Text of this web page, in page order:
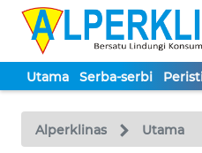
Utama Serba-serbi
Alperklinas Utama
TV
Tutup